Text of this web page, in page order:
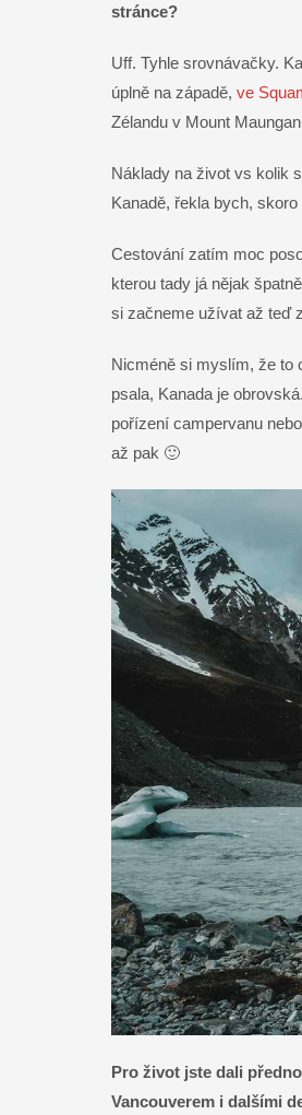
stránce?
Uff. Tyhle srovnávačky.
úplně na západě, ve
Zélandu v Mount
Náklady na život vs kolik
Kanadě, řekla bych,
Cestování zatím moc
kterou tady já nějak
si začneme užívat až teď
Nicméně si myslím, že to
psala, Kanada je
pořízení campervanu
až pak 🙂
Pro život jste dali
Vancouverem i dalšími